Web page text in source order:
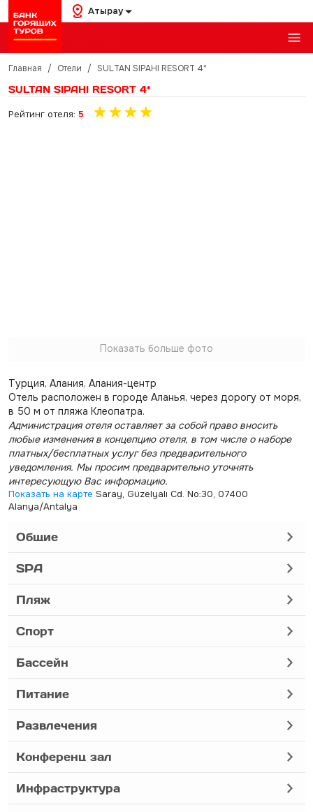
Атырау
Главная / Отели / SULTAN SIPAHI RESORT 4*
SULTAN SIPAHI RESORT 4*
Рейтинг отеля: 5
Показать больше фото
Турция, Алания, Алания-центр
Отель расположен в городе Аланья, через дорогу от моря,
в 50 м от пляжа Клеопатра.
Администрация отеля оставляет за собой право вносить
любые изменения в концепцию отеля, в том числе о наборе
платных/бесплатных услуг без предварительного
уведомления. Мы просим предварительно уточнять
интересующую Вас информацию.
Показать на карте Saray, Güzelyalı Cd. No:30, 07400
Alanya/Antalya
Общие
SPA
Пляж
Спорт
Бассейн
Питание
Развлечения
Конференц зал
Инфраструктура